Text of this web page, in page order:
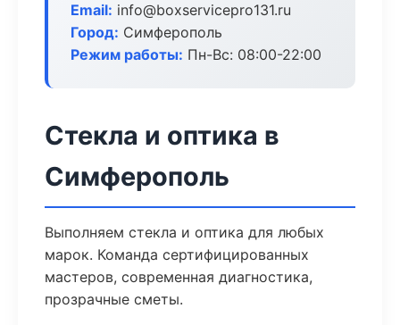
Email: info@boxservicepro131.ru
Город: Симферополь
Режим работы: Пн-Вс: 08:00-22:00
Стекла и оптика в
Симферополь
Выполняем стекла и оптика для любых
марок. Команда сертифицированных
мастеров, современная диагностика,
прозрачные сметы.